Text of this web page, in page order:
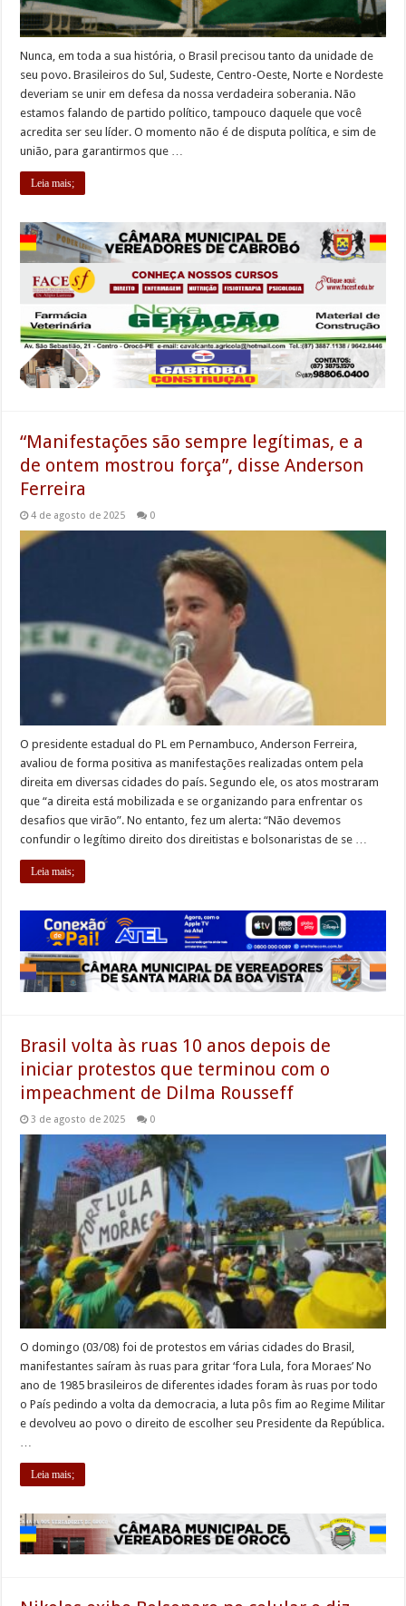
Nunca, em toda a sua história, o Brasil precisou tanto da unidade de
seu povo. Brasileiros do Sul, Sudeste, Centro-Oeste, Norte e Nordeste
deveriam se unir em defesa da nossa verdadeira soberania. Não
estamos falando de partido político, tampouco daquele que você
acredita ser seu líder. O momento não é de disputa política, e sim de
união, para garantirmos que …
Leia mais;
“Manifestações são sempre legítimas, e a
de ontem mostrou força”, disse Anderson
Ferreira
4 de agosto de 2025 0
O presidente estadual do PL em Pernambuco, Anderson Ferreira,
avaliou de forma positiva as manifestações realizadas ontem pela
direita em diversas cidades do país. Segundo ele, os atos mostraram
que “a direita está mobilizada e se organizando para enfrentar os
desafios que virão”. No entanto, fez um alerta: “Não devemos
confundir o legítimo direito dos direitistas e bolsonaristas de se …
Leia mais;
Brasil volta às ruas 10 anos depois de
iniciar protestos que terminou com o
impeachment de Dilma Rousseff
3 de agosto de 2025 0
O domingo (03/08) foi de protestos em várias cidades do Brasil,
manifestantes saíram às ruas para gritar ‘fora Lula, fora Moraes’ No
ano de 1985 brasileiros de diferentes idades foram às ruas por todo
o País pedindo a volta da democracia, a luta pôs fim ao Regime Militar
e devolveu ao povo o direito de escolher seu Presidente da República.
…
Leia mais;